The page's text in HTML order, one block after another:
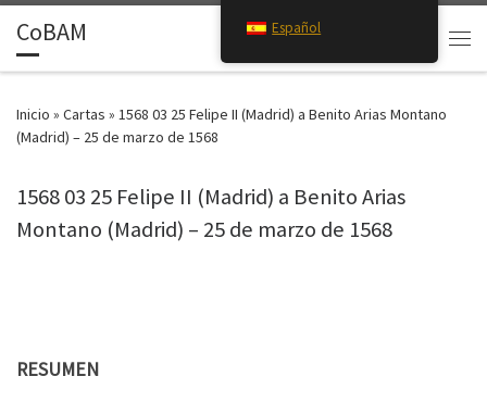
Saltar al contenido
CoBAM
Search
Inicio » Cartas » 1568 03 25 Felipe II (Madrid) a Benito Arias Montano
(Madrid) – 25 de marzo de 1568
1568 03 25 Felipe II (Madrid) a Benito Arias
Montano (Madrid) – 25 de marzo de 1568
RESUMEN
Español